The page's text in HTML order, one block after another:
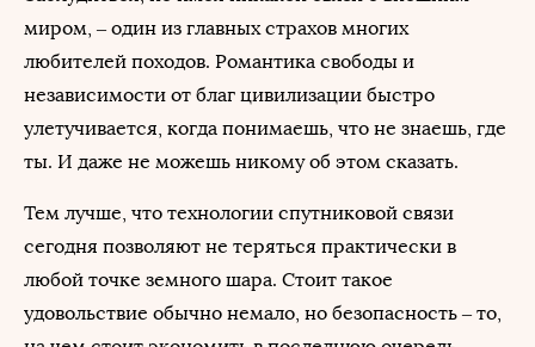
миром, – один из главных страхов многих
любителей походов. Романтика свободы и
независимости от благ цивилизации быстро
улетучивается, когда понимаешь, что не знаешь, где
ты. И даже не можешь никому об этом сказать.
Тем лучше, что технологии спутниковой связи
сегодня позволяют не теряться практически в
любой точке земного шара. Стоит такое
удовольствие обычно немало, но безопасность – то,